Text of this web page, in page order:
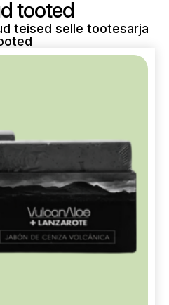
tooted
teised selle tootesarja